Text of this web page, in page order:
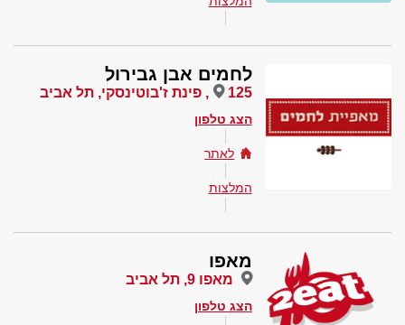
לחמים אבן גבירול
125, פינת ז'בוטינסקי, תל אביב
הצג טלפון
לאתר
המלצות
מאפו
מאפו 9, תל אביב
הצג טלפון